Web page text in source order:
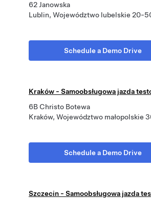
62 Janowska
Lublin, Województwo lubelskie 20-
Schedule a Demo Drive
Kraków - Samoobsługowa jazda
6B Christo Botewa
Kraków, Województwo małopolskie
Schedule a Demo Drive
Szczecin - Samoobsługowa jazda